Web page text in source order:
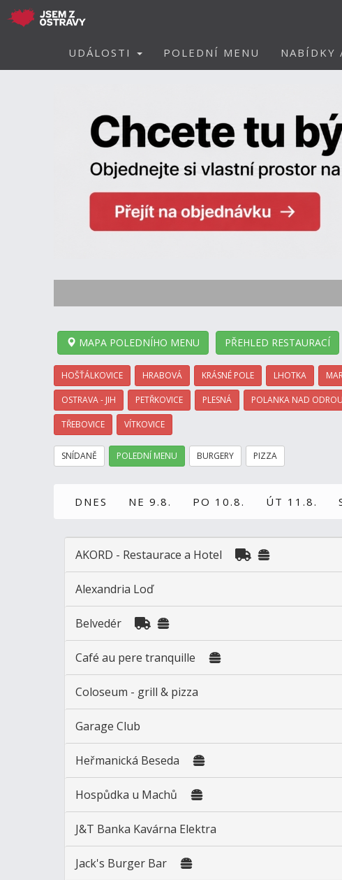
UDÁLOSTI POLEDNÍ MENU NABÍDKY
MAPA POLEDNÍHO MENU PŘEHLED RESTAURACÍ
HOŠŤÁLKOVICE HRABOVÁ KRÁSNÉ POLE LHOTKA
OSTRAVA - JIH PETŘKOVICE PLESNÁ POLANKA NAD ODROU
TŘEBOVICE VÍTKOVICE
SNÍDANĚ POLEDNÍ MENU BURGERY PIZZA
DNES NE 9.8. PO 10.8. ÚT 11.8.
AKORD - Restaurace a Hotel
Alexandria Loď
Belvedér
Café au pere tranquille
Coloseum - grill & pizza
Garage Club
Heřmanická Beseda
Hospůdka u Machů
J&T Banka Kavárna Elektra
Jack's Burger Bar